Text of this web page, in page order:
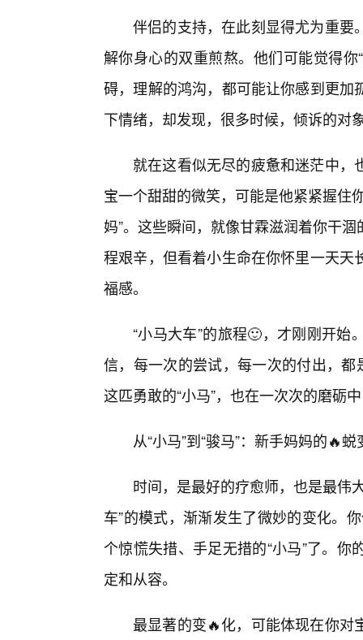
伴侣的支持，在此刻显得尤为重要
解你身心的双重煎熬。他们可能觉得你
碍，理解的鸿沟，都可能让你感到更
下情绪，却发现，很多时候，倾诉的对
就在这看似无尽的疲惫和迷茫中
宝一个甜甜的微笑，可能是他紧紧握住
妈”。这些瞬间，就像甘霖滋润着你干
程艰辛，但看着小生命在你怀里一天
福感。
“小马大车”的旅程🙂，才刚刚开
信，每一次的尝试，每一次的付出，
这匹勇敢的“小马”，也在一次次的磨砺
从“小马”到“骏马”：新手妈妈的🔥
时间，是最好的疗愈师，也是最伟
车”的模式，渐渐发生了微妙的变化。
个惊慌失措、手足无措的“小马”了。
定和从容。
最显著的变🔥化，可能体现在你对